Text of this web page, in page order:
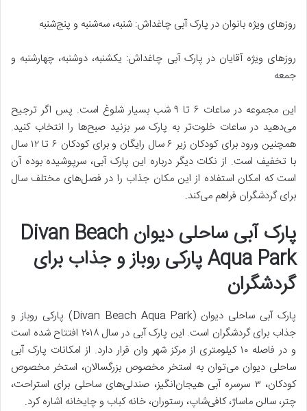
روزهای ویژه بانوان در پارک آبی چاغداش: شنبه، سه‌شنبه و پنج‌شنبه
روزهای ویژه آقایان در پارک آبی چاغداش: یکشنبه، دوشنبه، چهارشنبه و
جمعه
این مجموعه در ساعات ۶ تا ۹ شب بسیار شلوغ است. پس اگر ترجیح
می‌دهید در ساعات خلوت‌تر به پارک سر بزنید صبح‌ها را انتخاب کنید.
همچنین ورود برای کودکان زیر ۶ سال رایگان و برای کودکان ۶ تا ۱۲ سال
با تخفیف است. از نکات دیگر درباره این پارک آبی، سرپوشیده بوده آن
است که امکان استفاده از این مکان جذاب را در فصل‌های مختلف سال
برای گردشگران فراهم می‌کند.
پارک آبی ساحلی دیوان Divan Beach
Aqua Park پارکی روباز و جذاب برای
گردشگران
پارک آبی ساحلی دیوان (Divan Beach Aqua Park) پارکی روباز و
جذاب برای گردشگران است. این پارک آبی در سال ۲۰۱۸ افتتاح شده است
و در فاصله ۱۰ کیلومتری از مرکز شهر وان قرار دارد. از امکانات پارک آبی
ساحلی دیوان می‌توان به استخر مخصوص بزرگسالان، استخر مخصوص
کودکان، ۳ سرسره آبی هیجان‌انگیز، صندلی‌های ساحلی برای استراحت،
چتر، سالن ماساژ، کافی‌شاپ، رستوران، خانه کباب و چایخانه اشاره کرد.